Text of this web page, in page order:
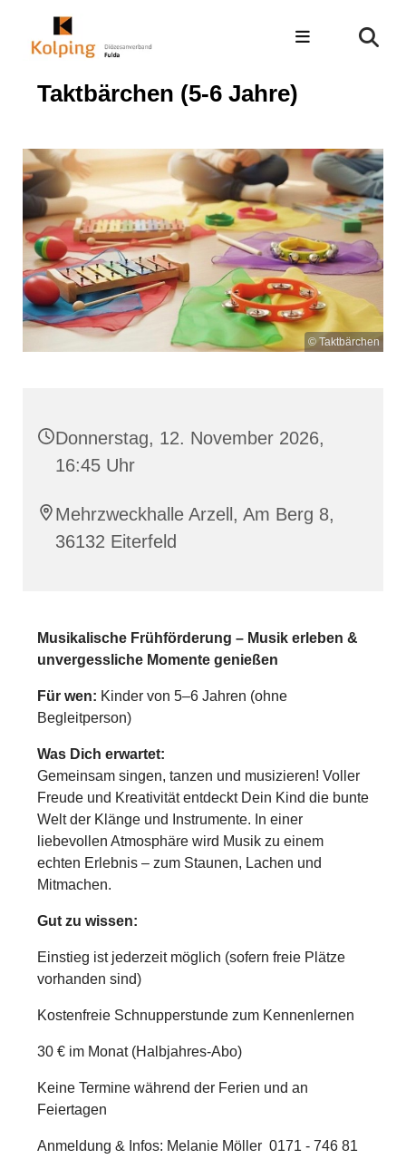
Taktbärchen (5-6 Jahre)
© Taktbärchen
Donnerstag, 12. November 2026,
16:45 Uhr
Mehrzweckhalle Arzell, Am Berg 8,
36132 Eiterfeld
Musikalische Frühförderung – Musik erleben &
unvergessliche Momente genießen
Für wen: Kinder von 5–6 Jahren (ohne
Begleitperson)
Was Dich erwartet:
Gemeinsam singen, tanzen und musizieren! Voller
Freude und Kreativität entdeckt Dein Kind die bunte
Welt der Klänge und Instrumente. In einer
liebevollen Atmosphäre wird Musik zu einem
echten Erlebnis – zum Staunen, Lachen und
Mitmachen.
Gut zu wissen:
Einstieg ist jederzeit möglich (sofern freie Plätze
vorhanden sind)
Kostenfreie Schnupperstunde zum Kennenlernen
30 € im Monat (Halbjahres-Abo)
Keine Termine während der Ferien und an
Feiertagen
Anmeldung & Infos: Melanie Möller 0171 - 746 81